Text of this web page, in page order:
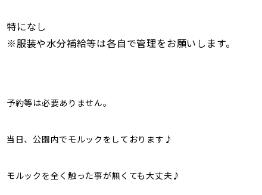
特になし
※服装や水分補給等は各自で管理をお願いします。
予約等は必要ありません。
当日、公園内でモルックをしております♪
モルックを全く触った事が無くても大丈夫♪